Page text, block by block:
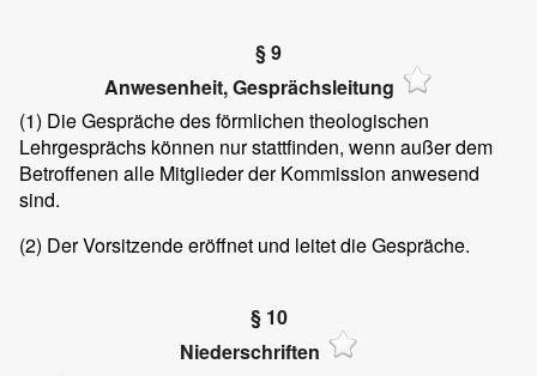
§ 9
Anwesenheit, Gesprächsleitung
(1) Die Gespräche des förmlichen theologischen
Lehrgesprächs können nur stattfinden, wenn außer dem
Betroffenen alle Mitglieder der Kommission anwesend
sind.
(2) Der Vorsitzende eröffnet und leitet die Gespräche.
§ 10
Niederschriften